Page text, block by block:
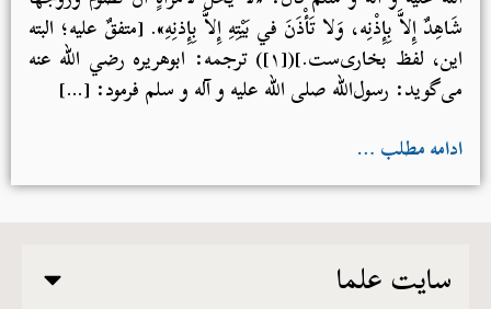
شَاهِدٌ إِلاَّ بِإِذْنِه، وَلا تَأْذَنَ في بَيْتِهِ إِلاَّ بِإِذنِهِ». [متفقٌ عليه؛ البته
این، لفظ بخاری‌ست.]([۱]) ترجمه: ابوهریره رضي الله عنه
می‌گوید: رسول‌الله صلی الله علیه و آله و سلم فرمود: […]
ادامه مطلب …
سایت علما